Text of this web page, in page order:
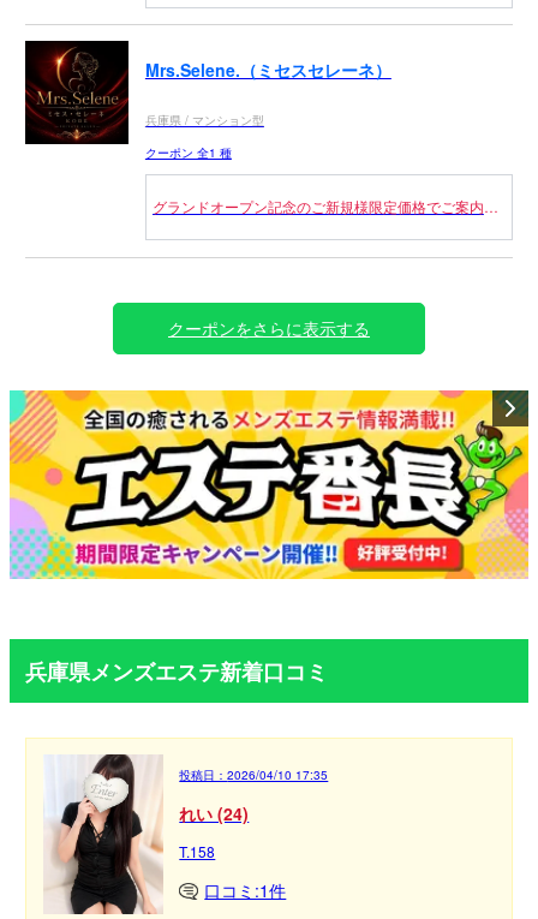
※ご新規様は100分12,000円のご新規様割が優先適用
Mrs.Selene.（ミセスセレーネ）
兵庫県 / マンション型
クーポン 全1 種
グランドオープン記念のご新規様限定価格でご案内★
※当店のご利用が初めてのお客様が対象です。
クーポンをさらに表示する
兵庫県メンズエステ新着口コミ
投稿日：2026/04/10 17:35
れい (24)
T.158
口コミ:1件